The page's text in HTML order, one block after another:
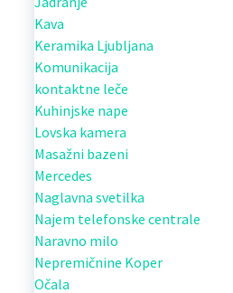
Kava
Keramika Ljubljana
Komunikacija
kontaktne leče
Kuhinjske nape
Lovska kamera
Masažni bazeni
Mercedes
Naglavna svetilka
Najem telefonske centrale
Naravno milo
Nepremičnine Koper
Očala